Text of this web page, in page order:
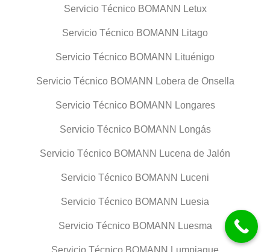
Servicio Técnico BOMANN Letux
Servicio Técnico BOMANN Litago
Servicio Técnico BOMANN Lituénigo
Servicio Técnico BOMANN Lobera de Onsella
Servicio Técnico BOMANN Longares
Servicio Técnico BOMANN Longás
Servicio Técnico BOMANN Lucena de Jalón
Servicio Técnico BOMANN Luceni
Servicio Técnico BOMANN Luesia
Servicio Técnico BOMANN Luesma